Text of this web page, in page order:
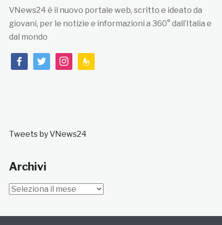
VNews24 è il nuovo portale web, scritto e ideato da
giovani, per le notizie e informazioni a 360° dall’Italia e
dal mondo
facebooktwitterinstagramfeedburner
Tweets by VNews24
Archivi
Archivi